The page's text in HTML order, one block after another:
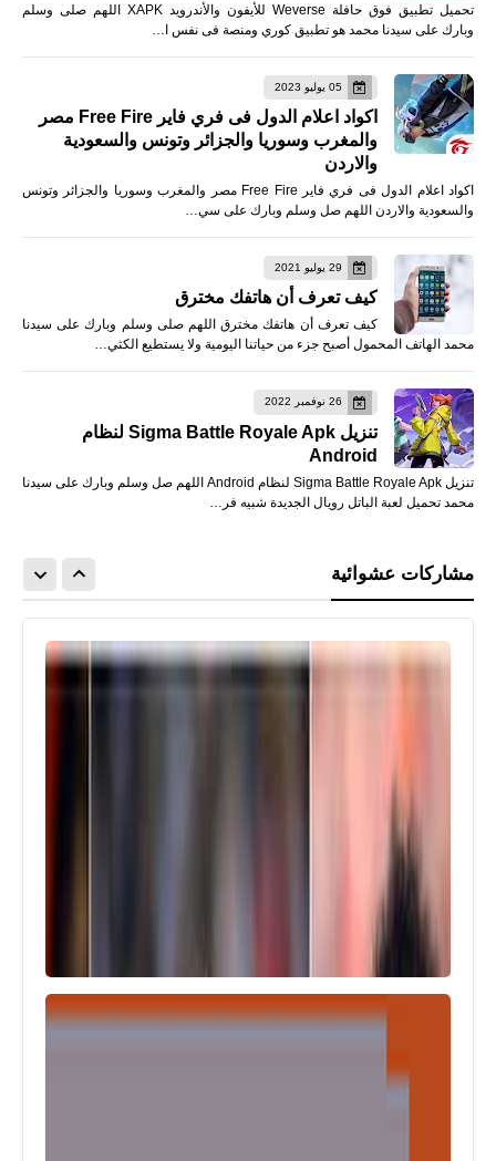
تحميل تطبيق فوق حافلة Weverse للأيفون والأندرويد XAPK اللهم صلى وسلم
وبارك على سيدنا محمد هو تطبيق كوري ومنصة فى نفس ا…
05 يوليو 2023
اكواد اعلام الدول فى فري فاير Free Fire مصر
والمغرب وسوريا والجزائر وتونس والسعودية
والاردن
اكواد اعلام الدول فى فري فاير Free Fire مصر والمغرب وسوريا والجزائر وتونس
والسعودية والاردن اللهم صل وسلم وبارك على سي…
29 يوليو 2021
كيف تعرف أن هاتفك مخترق
كيف تعرف أن هاتفك مخترق اللهم صلى وسلم وبارك على سيدنا
محمد الهاتف المحمول أصبح جزء من حياتنا اليومية ولا يستطيع الكثي…
26 نوفمبر 2022
تنزيل Sigma Battle Royale Apk لنظام
Android
تنزيل Sigma Battle Royale Apk لنظام Android اللهم صل وسلم وبارك على سيدنا
محمد تحميل لعبة الباتل رويال الجديدة شبيه فر…
مشاركات عشوائية